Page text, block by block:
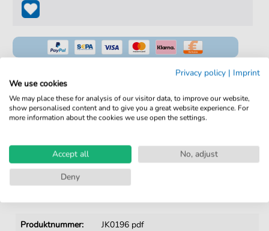
100% Legal & Lizenziert
Von Musikern geprüft
Kein Abo. Fairer Einzelkauf.
Sofortiger Download nach Kauf
Produktnummer:
JK0196 pdf
Privacy policy | Imprint
We use cookies
We may place these for analysis of our visitor data, to improve our website,
show personalised content and to give you a great website experience. For
more information about the cookies we use open the settings.
Accept all
No, adjust
Deny